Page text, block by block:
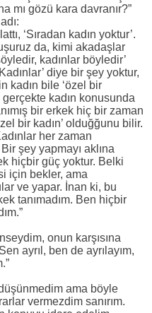
mı gözü kara davranır?”
‘Sıradan kadın yoktur’.
da, kimi akadaşlar
kadınlar böyledir’
diye bir şey yoktur,
kadın bile ‘özel bir
gerçekte kadın konusunda
bir erkek hiç bir zaman
bir kadın’ olduğğunu bilir.
her zaman
şey yapmayı aklına
hiçbir güç yoktur. Belki
için bekler, ama
ve yapar. İnan ki, bu
tanımadım. Ben hiçbir
onun karşısına
ayrıl, ben de ayrılayım,
ama böyle
vermezdim sanırım.